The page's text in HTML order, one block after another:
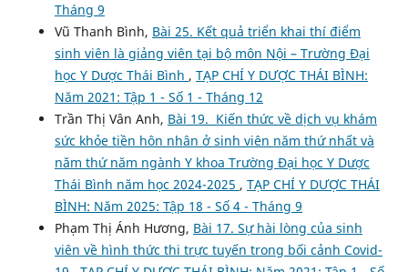
Tháng 9
Vũ Thanh Bình, Bài 25. Kết quả triển khai thí điểm
sinh viên là giảng viên tại bộ môn Nội – Trường Đại
học Y Dược Thái Bình , TẠP CHÍ Y DƯỢC THÁI BÌNH:
Năm 2021: Tập 1 - Số 1 - Tháng 12
Trần Thị Vân Anh, Bài 19. Kiến thức về dịch vụ khám
sức khỏe tiền hôn nhân ở sinh viên năm thứ nhất và
năm thứ năm ngành Y khoa Trường Đại học Y Dược
Thái Bình năm học 2024-2025 , TẠP CHÍ Y DƯỢC THÁI
BÌNH: Năm 2025: Tập 18 - Số 4 - Tháng 9
Phạm Thị Ánh Hương, Bài 17. Sự hài lòng của sinh
viên về hình thức thi trực tuyến trong bối cảnh Covid-